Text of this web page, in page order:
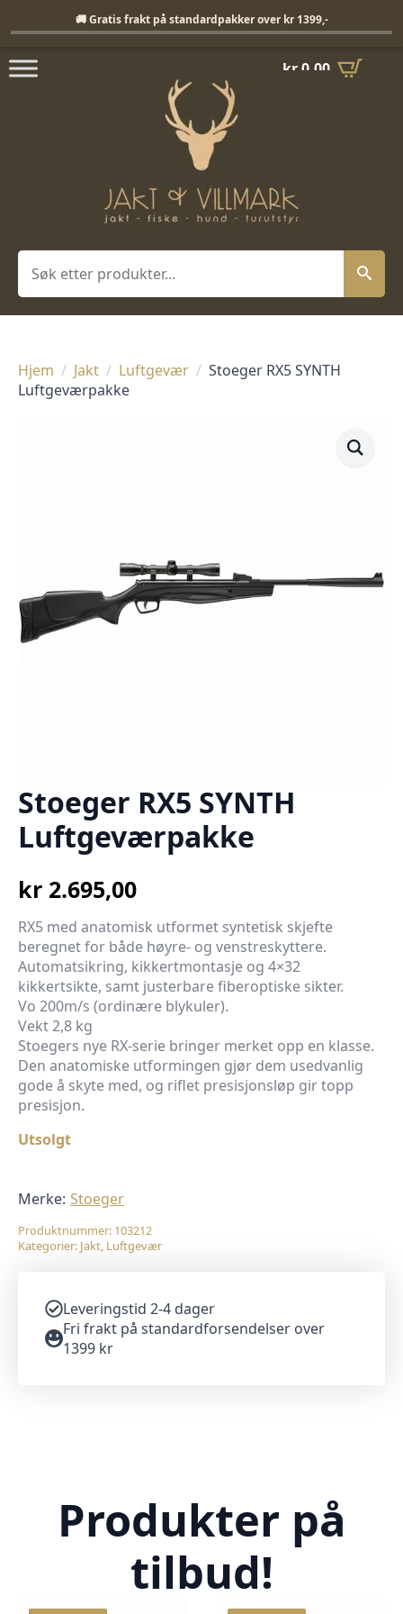
kr0,00
Søk
Hjem Jakt Luftgevær
Stoeger RX5 SYNTH
Luftgeværpakke
Stoeger RX5 SYNTH
Luftgeværpakke
kr 2.695,00
RX5 med anatomisk utformet syntetisk skjefte
beregnet for både høyre- og venstreskyttere.
Automatsikring, kikkertmontasje og 4×32
kikkertsikte, samt justerbare fiberoptiske sikter.
Vo 200m/s (ordinære blykuler).
Vekt 2,8 kg
Stoegers nye RX-serie bringer merket opp en klasse.
Den anatomiske utformingen gjør dem usedvanlig
gode å skyte med, og riflet presisjonsløp gir topp
presisjon.
Utsolgt
Merke: Stoeger
Produktnummer: 103212
Kategorier: Jakt, Luftgevær
Leveringstid 2-4 dager
Fri frakt på standardforsendelser over
1399 kr
Produkter på
tilbud!
🚚 Gratis frakt på standardpakker over kr 1399,-